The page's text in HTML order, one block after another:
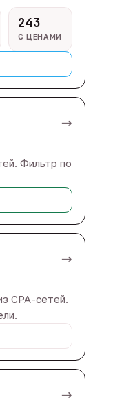
243
С ЦЕНАМИ
→
Фильтр по
→
CPA-сетей.
→